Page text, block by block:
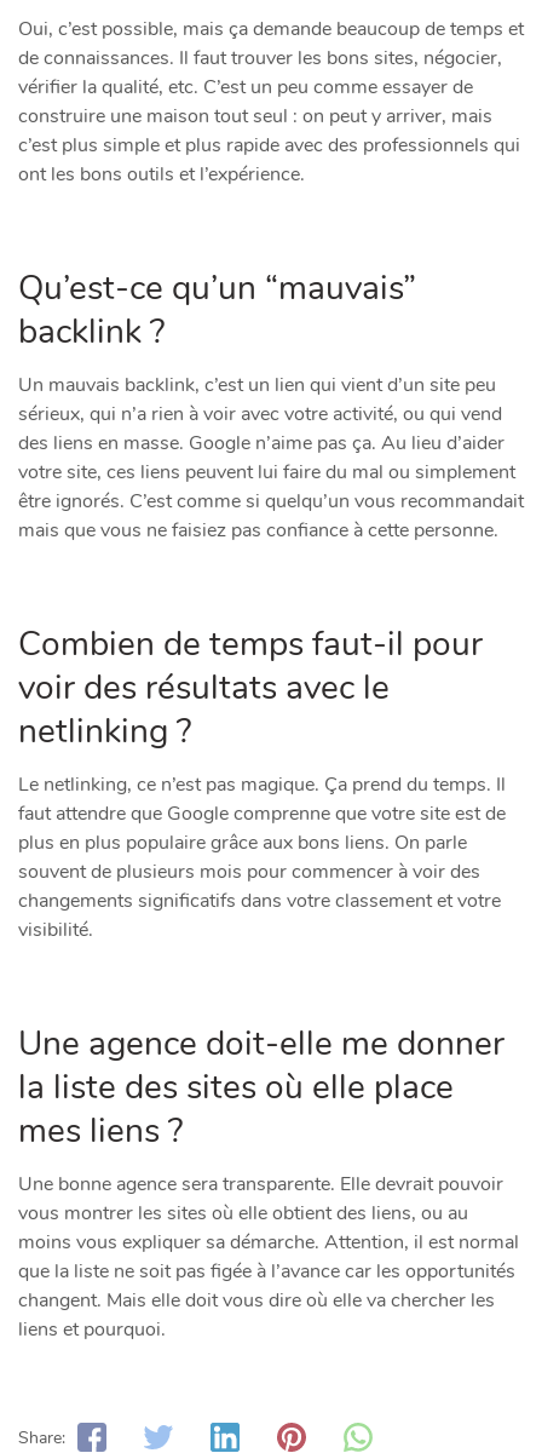
Oui, c’est possible, mais ça demande beaucoup de temps et
de connaissances. Il faut trouver les bons sites, négocier,
vérifier la qualité, etc. C’est un peu comme essayer de
construire une maison tout seul : on peut y arriver, mais
c’est plus simple et plus rapide avec des professionnels qui
ont les bons outils et l’expérience.
Qu’est-ce qu’un “mauvais”
backlink ?
Un mauvais backlink, c’est un lien qui vient d’un site peu
sérieux, qui n’a rien à voir avec votre activité, ou qui vend
des liens en masse. Google n’aime pas ça. Au lieu d’aider
votre site, ces liens peuvent lui faire du mal ou simplement
être ignorés. C’est comme si quelqu’un vous recommandait
mais que vous ne faisiez pas confiance à cette personne.
Combien de temps faut-il pour
voir des résultats avec le
netlinking ?
Le netlinking, ce n’est pas magique. Ça prend du temps. Il
faut attendre que Google comprenne que votre site est de
plus en plus populaire grâce aux bons liens. On parle
souvent de plusieurs mois pour commencer à voir des
changements significatifs dans votre classement et votre
visibilité.
Une agence doit-elle me donner
la liste des sites où elle place
mes liens ?
Une bonne agence sera transparente. Elle devrait pouvoir
vous montrer les sites où elle obtient des liens, ou au
moins vous expliquer sa démarche. Attention, il est normal
que la liste ne soit pas figée à l’avance car les opportunités
changent. Mais elle doit vous dire où elle va chercher les
liens et pourquoi.
Share: